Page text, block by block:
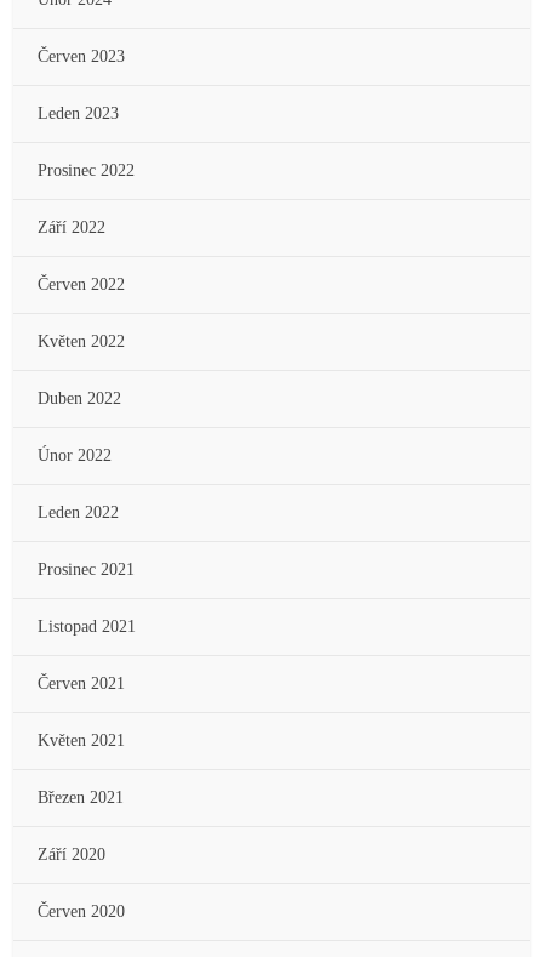
Červen 2023
Leden 2023
Prosinec 2022
Září 2022
Červen 2022
Květen 2022
Duben 2022
Únor 2022
Leden 2022
Prosinec 2021
Listopad 2021
Červen 2021
Květen 2021
Březen 2021
Září 2020
Červen 2020